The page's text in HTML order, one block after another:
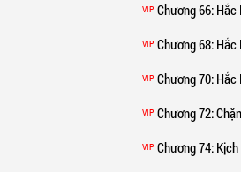
VIP Chương 66: Hắc
VIP Chương 68: Hắc
VIP Chương 70: Hắc
VIP Chương 72:
VIP Chương 74: